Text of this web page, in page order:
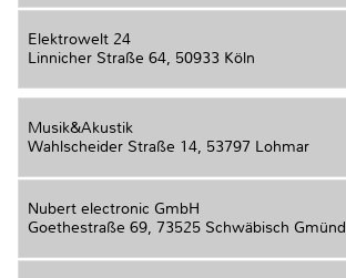
Elektrowelt 24
Linnicher Straße 64, 50933 Köln
Musik&Akustik
Wahlscheider Straße 14, 53797 Lohmar
Nubert electronic GmbH
Goethestraße 69, 73525 Schwäbisch Gmünd